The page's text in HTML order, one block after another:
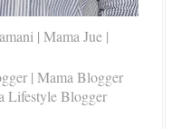
| Mama Jue |
| Mama Blogger
Lifestyle Blogger